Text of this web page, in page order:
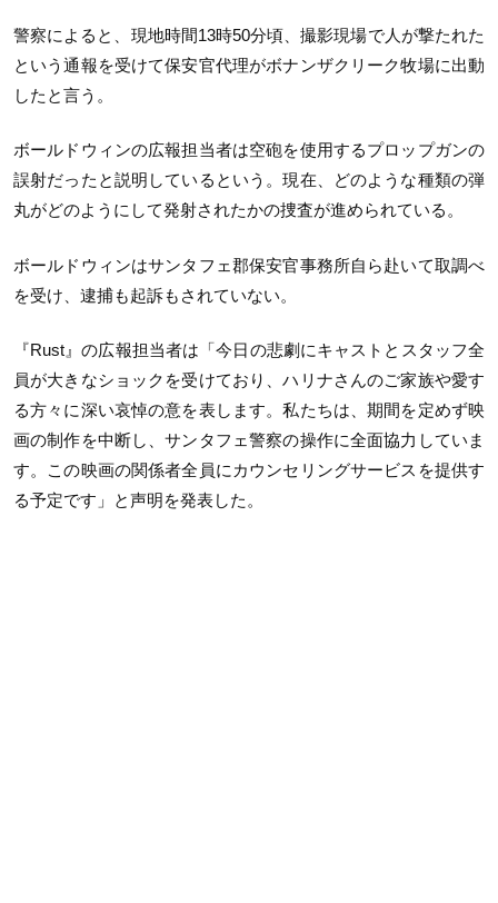
警察によると、現地時間13時50分頃、撮影現場で人が撃たれた
という通報を受けて保安官代理がボナンザクリーク牧場に出動
したと言う。
ボールドウィンの広報担当者は空砲を使用するプロップガンの
誤射だったと説明しているという。現在、どのような種類の弾
丸がどのようにして発射されたかの捜査が進められている。
ボールドウィンはサンタフェ郡保安官事務所自ら赴いて取調べ
を受け、逮捕も起訴もされていない。
『Rust』の広報担当者は「今日の悲劇にキャストとスタッフ全
員が大きなショックを受けており、ハリナさんのご家族や愛す
る方々に深い哀悼の意を表します。私たちは、期間を定めず映
画の制作を中断し、サンタフェ警察の操作に全面協力していま
す。この映画の関係者全員にカウンセリングサービスを提供す
る予定です」と声明を発表した。